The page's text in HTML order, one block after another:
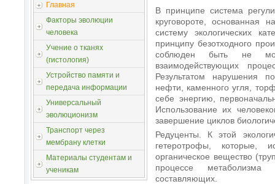
Главная
Факторы эволюции
человека
Учение о тканях
(гистология)
Устройство памяти и
передача информации
Универсальный
эволюционизм
Транспорт через
мембрану клетки
Материалы студентам и
ученикам
В принципе система
круговороте, основанная
систему экологических
принципу безотходного
соблюден быть не
взаимодействующих
Результатом нарушения
нефти, каменного угля,
себе энергию,
Использование их
завершение циклов
Редуценты. К этой
гетеротрофы, которые,
органическое вещество
процессе метаболизма
составляющих.